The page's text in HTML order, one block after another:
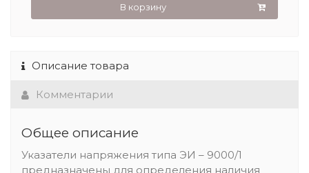
В корзину
Описание товара
Комментарии
Общее описание
Указатели напряжения типа ЭИ – 9000/1
предназначены для определения наличия